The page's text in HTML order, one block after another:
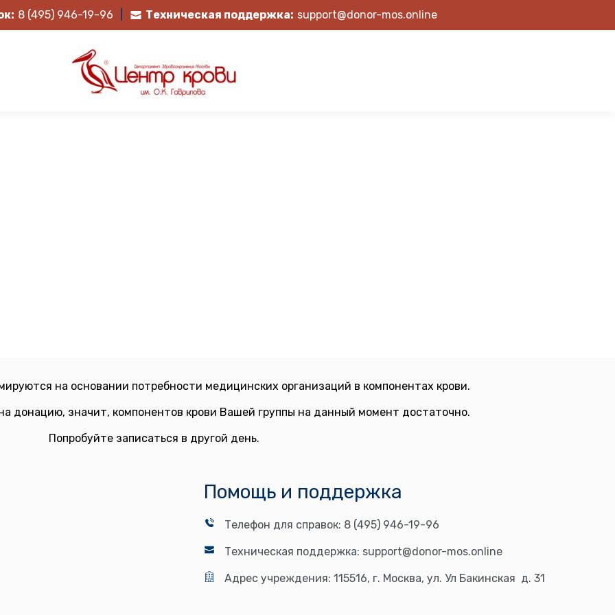
8 (495) 946-19-96 Техническая поддержка: support@donor-mos.online
на основании потребности медицинских организаций в компонентах крови.
донацию, значит, компонентов крови Вашей группы на данный момент достаточно.
Попробуйте записаться в другой день.
Помощь и поддержка
Телефон для справок: 8 (495) 946-19-96
Техническая поддержка: support@donor-mos.online
Адрес учреждения: 115516, г. Москва, ул. Ул Бакинская д. 31